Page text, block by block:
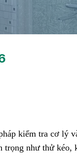
kiểm tra cơ lý
trọng như thử kéo,